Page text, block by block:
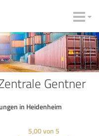
Gentner
in Heidenheim
5,00von 5